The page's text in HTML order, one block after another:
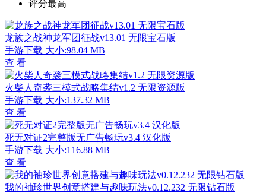
评分最高
龙族之战神龙军团征战v13.01 无限宝石版
手游下载 大小:98.04 MB
查 看
火柴人奇袭三模式战略集结v1.2 无限资源版
手游下载 大小:137.32 MB
查 看
死无对证2完整版无广告畅玩v3.4 汉化版
手游下载 大小:116.88 MB
查 看
我的袖珍世界创意搭建与趣味玩法v0.12.232 无限钻石版